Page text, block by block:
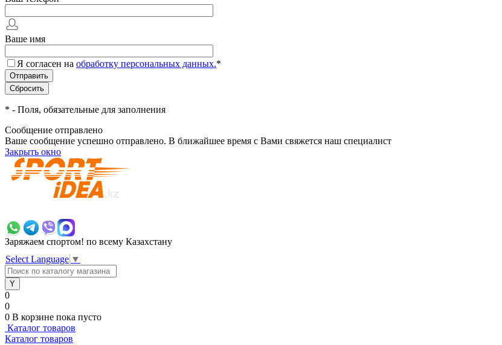
Ваше имя
Я согласен на обработку персональных данных.*
* - Поля, обязательные для заполнения
Сообщение отправлено
Ваше сообщение успешно отправлено. В ближайшее время с Вами свяжется наш специалист
Закрыть окно
Заряжаем спортом! по всему Казахстану
Select Language ▼
0
0
0 В корзине пока пусто
Каталог товаров
Каталог товаров